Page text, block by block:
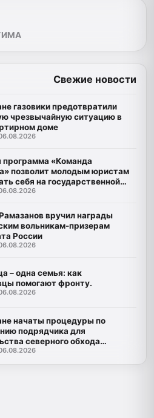
Свежие новости
газовики предотвратили
чрезвычайную ситуацию в
доме
программа «Команда
позволит молодым юристам
себя на государственной
вручил награды
вольникам-призерам
России
– одна семья: как
помогают фронту.
начаты процедуры по
подрядчика для
северного обхода